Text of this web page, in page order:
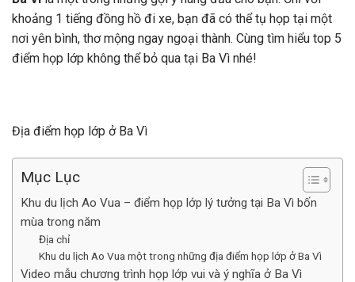
khoảng 1 tiếng đồng hồ đi xe, bạn đã có thể tụ họp tại một
nơi yên bình, thơ mộng ngay ngoại thành. Cùng tìm hiểu top 5
điểm họp lớp không thể bỏ qua tại Ba Vì nhé!
Địa điểm họp lớp ở Ba Vì
Mục Lục
Khu du lịch Ao Vua – điểm họp lớp lý tưởng tại Ba Vì bốn
mùa trong năm
Địa chỉ
Khu du lịch Ao Vua một trong những địa điểm họp lớp ở Ba Vì
Video mẫu chương trình họp lớp vui và ý nghĩa ở Ba Vì